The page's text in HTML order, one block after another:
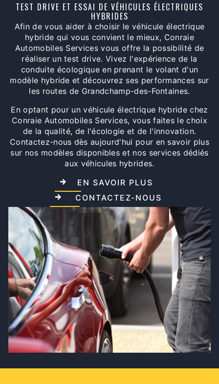
TEST DRIVE ET ESSAI DE VÉHICULES ÉLECTRIQUES
HYBRIDES
Afin de vous aider à choisir le véhicule électrique
hybride qui vous convient le mieux, Conraie
Automobiles Services vous offre la possibilité de
réaliser un test drive. Vivez l'expérience de la
conduite écologique en prenant le volant d'un
modèle hybride et découvrez ses performances sur
les routes de Grandchamp-des-Fontaines.
En optant pour un véhicule électrique hybride chez
Conraie Automobiles Services, vous faites le choix
de la qualité, de l'écologie et de l'innovation.
Contactez-nous dès aujourd'hui pour en savoir plus
sur nos modèles disponibles et nos services dédiés
aux véhicules hybrides.
EN SAVOIR PLUS
CONTACTEZ-NOUS